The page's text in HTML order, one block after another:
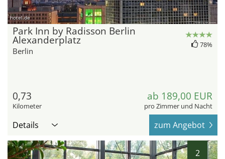
hotel.de
Park Inn by Radisson Berlin
Alexanderplatz
Berlin
78%
0,73
Kilometer
ab 189,00 EUR
pro Zimmer und Nacht
Details zum Angebot
2